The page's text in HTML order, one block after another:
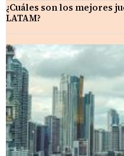
¿Cuáles son los mejores
LATAM?